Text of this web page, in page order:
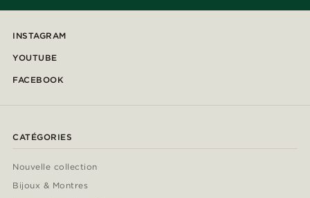
INSTAGRAM
YOUTUBE
FACEBOOK
CATÉGORIES
Nouvelle collection
Bijoux & Montres